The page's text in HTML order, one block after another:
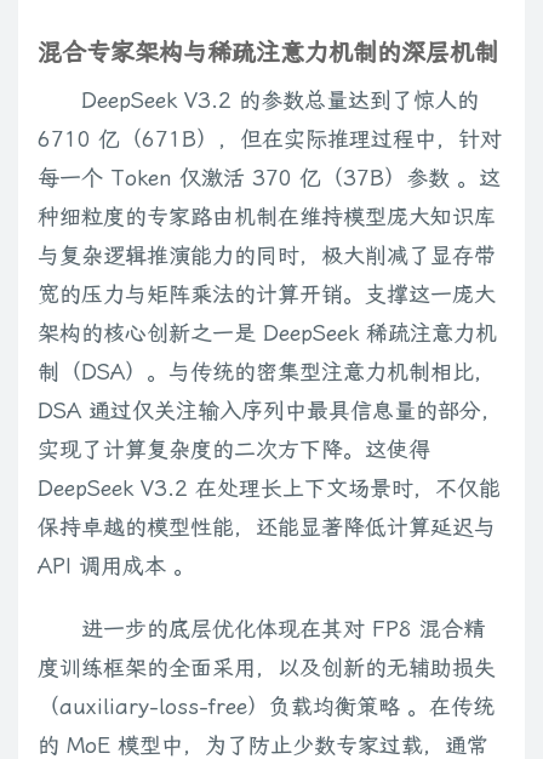
混合专家架构与稀疏注意力机制的深层机制
DeepSeek V3.2 的参数总量达到了惊人的
6710 亿（671B），但在实际推理过程中，针对
每一个 Token 仅激活 370 亿（37B）参数 。这
种细粒度的专家路由机制在维持模型庞大知识库
与复杂逻辑推演能力的同时，极大削减了显存带
宽的压力与矩阵乘法的计算开销。支撑这一庞大
架构的核心创新之一是 DeepSeek 稀疏注意力机
制（DSA）。与传统的密集型注意力机制相比，
DSA 通过仅关注输入序列中最具信息量的部分，
实现了计算复杂度的二次方下降。这使得
DeepSeek V3.2 在处理长上下文场景时，不仅能
保持卓越的模型性能，还能显著降低计算延迟与
API 调用成本 。
进一步的底层优化体现在其对 FP8 混合精
度训练框架的全面采用，以及创新的无辅助损失
（auxiliary-loss-free）负载均衡策略 。在传统
的 MoE 模型中，为了防止少数专家过载，通常